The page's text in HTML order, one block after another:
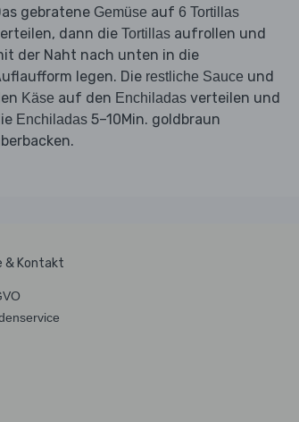
gebratene Gemüse auf 6 Tortillas
dann die Tortillasaufrollen und
der Naht nach unten in die
legen. Die restliche Sauce und
Käse auf den Enchiladasverteilen und
Enchiladas5–10Min. goldbraun
& Kontakt